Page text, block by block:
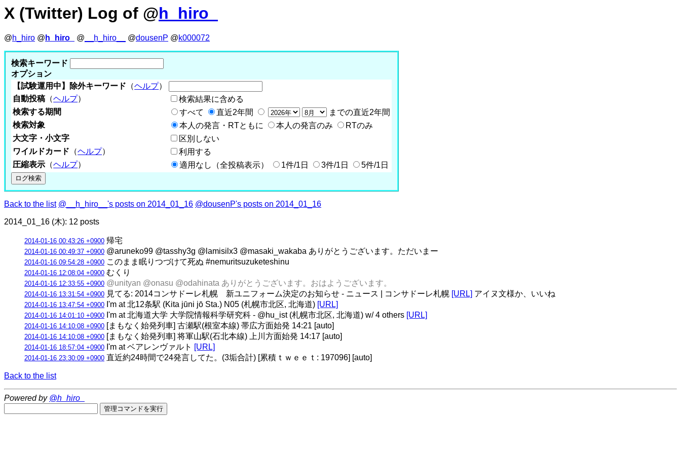
X (Twitter) Log of @h_hiro_
@h_hiro @ h_hiro_ @ __h_hiro__ @dousenP @k000072
検索キーワード
オプション
【試験運用中】除外キーワード （ヘルプ）
自動投稿 （ヘルプ）
検索結果に含める
検索する期間
すべて 直近2年間
までの直近2年間
検索対象
本人の発言・RTともに 本人の発言のみ
RTのみ
大文字・小文字
区別しない
ワイルドカード （ヘルプ）
利用する
圧縮表示 （ヘルプ） 適用なし（全投稿表示） 1件/1日 3件/1日 5件/1日
Back to the list @__h_hiro__'s posts on 2014_01_16 @dousenP's posts on 2014_01_16
2014_01_16 (木): 12 posts
2014-01-16 00:43:26 +0900 帰宅
2014-01-16 00:49:37 +0900 @aruneko99 @tasshy3g @lamisilx3 @masaki_wakaba ありがとうございます。ただいまー
2014-01-16 09:54:28 +0900 このまま眠りつづけて死ぬ #nemuritsuzuketeshinu
2014-01-16 12:08:04 +0900 むくり
2014-01-16 12:33:55 +0900 @unityan @onasu @odahinata ありがとうございます。おはようございます。
2014-01-16 13:31:54 +0900 見てる: 2014コンサドーレ札幌 新ユニフォーム決定のお知らせ - ニュース | コンサドーレ札幌 [URL] アイヌ文様か、いいね
2014-01-16 13:47:54 +0900 I'm at 北12条駅 (Kita jūni jō Sta.) N05 (札幌市北区, 北海道) [URL]
2014-01-16 14:01:10 +0900 I'm at 北海道大学 大学院情報科学研究科 - @hu_ist (札幌市北区, 北海道) w/ 4 others [URL]
2014-01-16 14:10:08 +0900 [まもなく始発列車] 古瀬駅(根室本線) 帯広方面始発 14:21 [auto]
2014-01-16 14:10:08 +0900 [まもなく始発列車] 将軍山駅(石北本線) 上川方面始発 14:17 [auto]
2014-01-16 18:57:04 +0900 I'm at ベアレンヴァルト [URL]
2014-01-16 23:30:09 +0900 直近約24時間で24発言してた。(3垢合計) [累積ｔｗｅｅｔ: 197096] [auto]
Back to the list
Powered by @h_hiro_